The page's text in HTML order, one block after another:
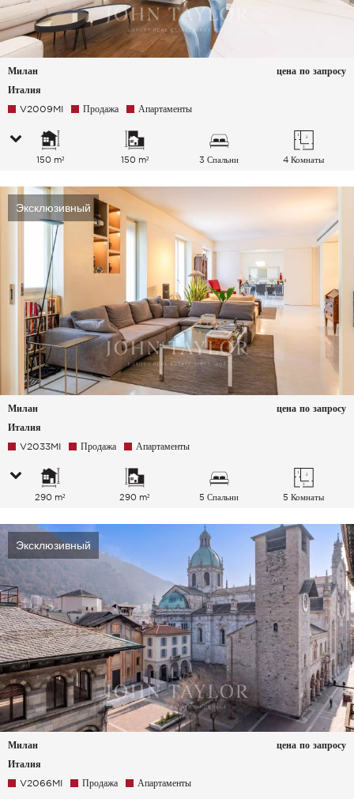
Милан
Италия
цена по запросу
V2009MI Продажа Апартаменты
150 m² 150 m² 3 Спальни 4 Комнаты
Эксклюзивный
Милан
Италия
цена по запросу
V2033MI Продажа Апартаменты
290 m² 290 m² 5 Спальни 5 Комнаты
Эксклюзивный
Милан
Италия
цена по запросу
V2066MI Продажа Апартаменты